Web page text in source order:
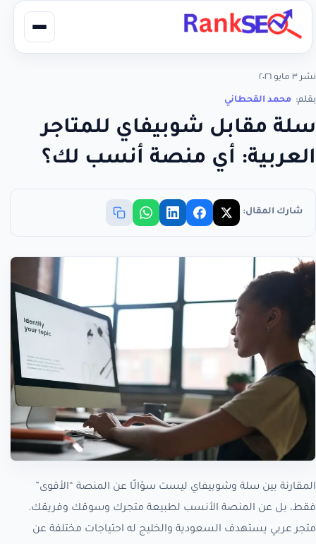
نشر ٣ مايو ٢٠٢٦
بقلم: محمد القحطاني
سلة مقابل شوبيفاي للمتاجر
العربية: أي منصة أنسب لك؟
شارك المقال:
المقارنة بين سلة وشوبيفاي ليست سؤالًا عن المنصة “الأقوى”
فقط، بل عن المنصة الأنسب لطبيعة متجرك وسوقك وفريقك.
متجر عربي يستهدف السعودية والخليج له احتياجات مختلفة عن